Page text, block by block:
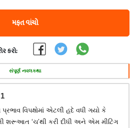
મફત વાંચો
કરો:
સંપૂર્ણ નવલકથા
વિપક્ષોમાં એટલી હદે વધી ગયો કે
શરૂઆત ‘ચ’થી કરી દીધી અને એમ મીટિંગ